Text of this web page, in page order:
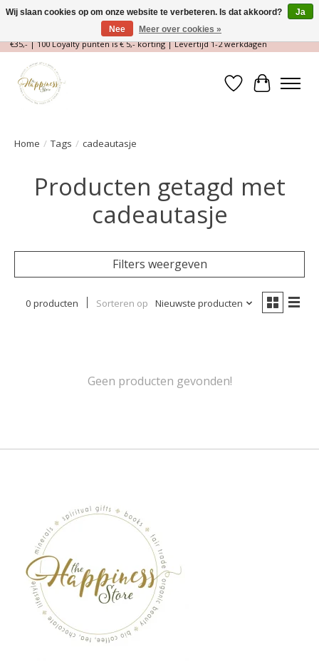
Magische Conceptstore, Edelstenen & Spirituele winkel | Gratis verzending >
€35,- | 100 Loyalty punten is € 5,- korting | Levertijd 1-2 werkdagen
Verlanglijst
Home / Tags / cadeautasje
Producten getagd met
cadeautasje
Filters weergeven
0 producten Sorteren op Nieuwste producten
Geen producten gevonden!
Wij slaan cookies op om onze website te verbeteren. Is dat akkoord?
Ja
Nee
Meer over cookies »